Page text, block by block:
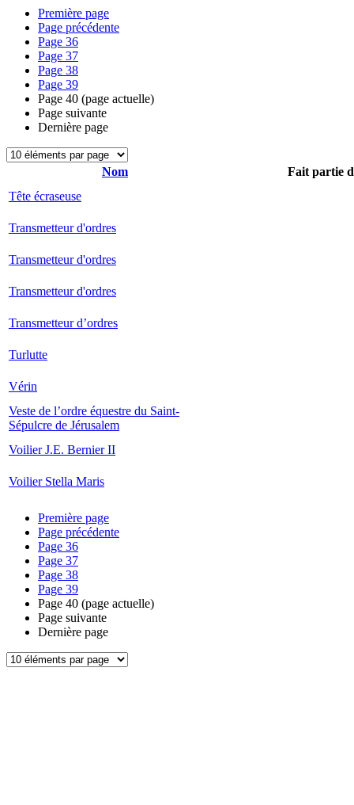
Première page
Page précédente
Page 36
Page 37
Page 38
Page 39
Page 40 (page actuelle)
Page suivante
Dernière page
Nom
Fait partie
Tête écraseuse
Transmetteur d'ordres
Transmetteur d'ordres
Transmetteur d'ordres
Transmetteur d’ordres
Turlutte
Vérin
Veste de l’ordre équestre du Saint-
Sépulcre de Jérusalem
Voilier J.E. Bernier II
Voilier Stella Maris
Première page
Page précédente
Page 36
Page 37
Page 38
Page 39
Page 40 (page actuelle)
Page suivante
Dernière page